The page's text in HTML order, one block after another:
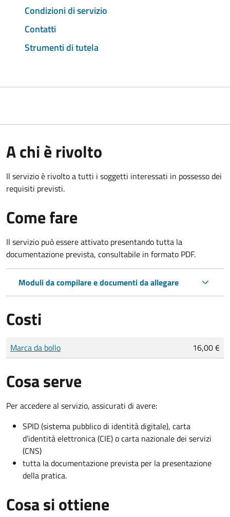
Condizioni di servizio
Contatti
Strumenti di tutela
A chi è rivolto
Il servizio è rivolto a tutti i soggetti interessati in possesso dei
requisiti previsti.
Come fare
Il servizio può essere attivato presentando tutta la
documentazione prevista, consultabile in formato PDF.
Moduli da compilare e documenti da allegare
Costi
Tipo di pagamento
Importo
Marca da bollo 16,00 €
Cosa serve
Per accedere al servizio, assicurati di avere:
SPID (sistema pubblico di identità digitale), carta
d’identità elettronica (CIE) o carta nazionale dei servizi
(CNS)
tutta la documentazione prevista per la presentazione
della pratica.
Cosa si ottiene